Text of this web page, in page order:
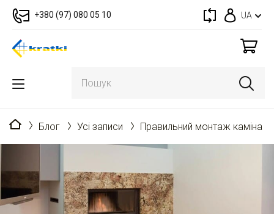
+380 (97) 080 05 10 UA
Головна
Блог Усі записи Правильний монтаж каміна